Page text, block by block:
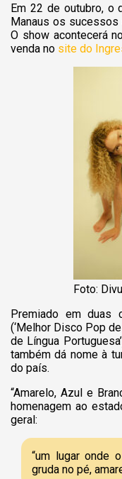
Em 22 de outubro, o
Manaus os sucessos
O show acontecerá
venda no site do
Foto:
Premiado em duas
(‘Melhor Disco Pop
de Língua
também dá nome à
do país.
“Amarelo, Azul e
homenagem ao
geral:
“um lugar onde
gruda no pé,